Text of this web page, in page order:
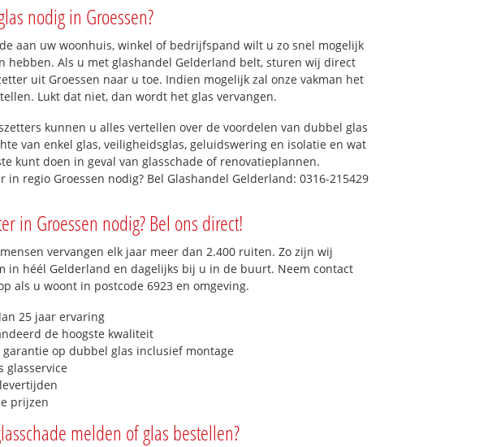
nodig in Groessen?
aan uw woonhuis, winkel of bedrijfspand wilt u zo snel mogelijk
hebben. Als u met glashandel Gelderland belt, sturen wij direct
uit Groessen naar u toe. Indien mogelijk zal onze vakman het
Lukt dat niet, dan wordt het glas vervangen.
kunnen u alles vertellen over de voordelen van dubbel glas
van enkel glas, veiligheidsglas, geluidswering en isolatie en wat
kunt doen in geval van glasschade of renovatieplannen.
in regio Groessen nodig? Bel Glashandel Gelderland: 0316-215429
in Groessen nodig? Bel ons direct!
vervangen elk jaar meer dan 2.400 ruiten. Zo zijn wij
in héél Gelderland en dagelijks bij u in de buurt. Neem contact
als u woont in postcode 6923 en omgeving.
25 jaar ervaring
de hoogste kwaliteit
garantie op dubbel glas inclusief montage
glasservice
prijzen
melden of glas bestellen?